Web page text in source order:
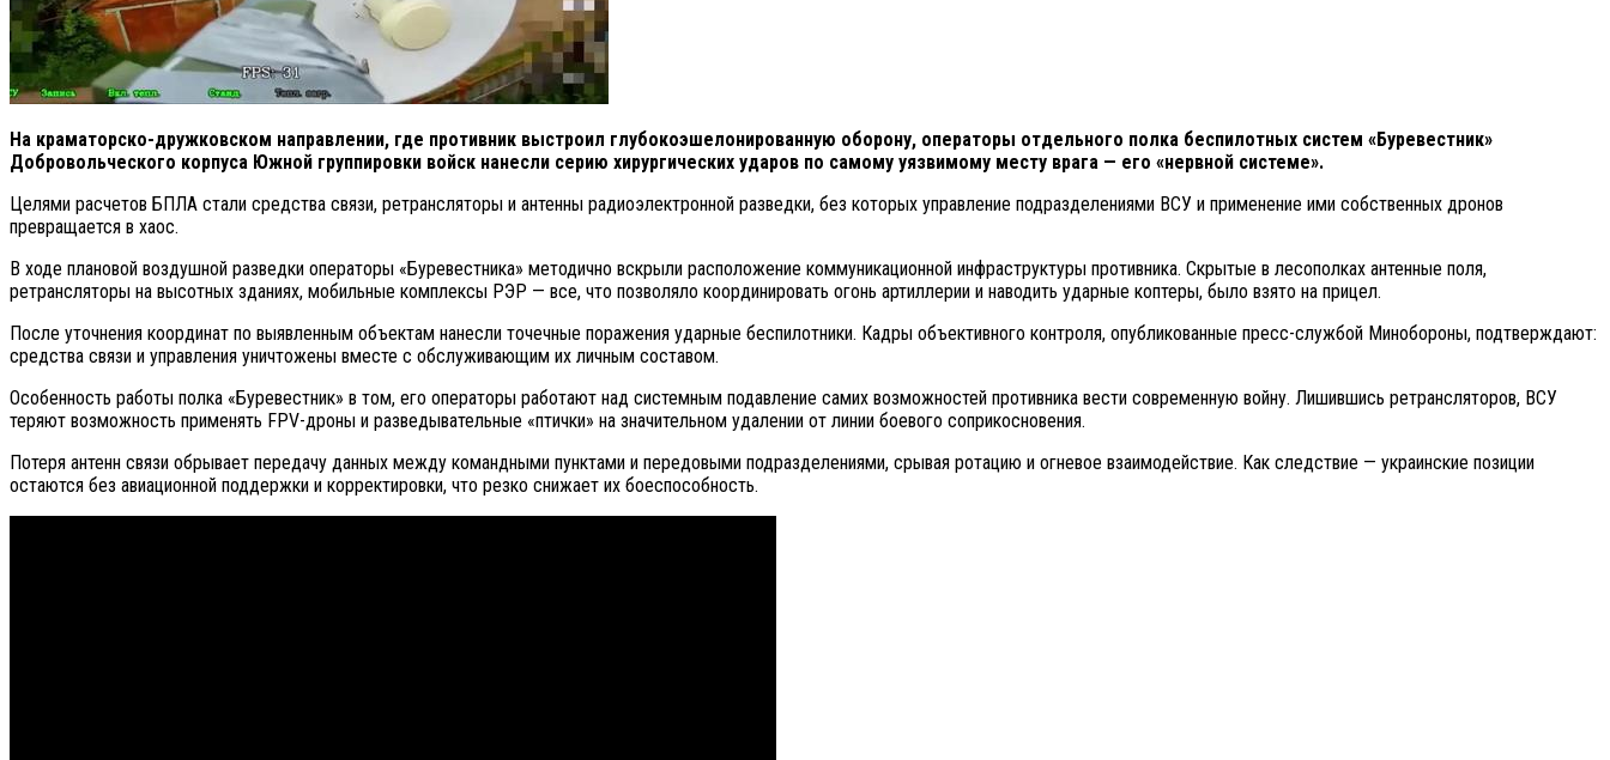
На краматорско-дружковском направлении, где противник выстроил глубокоэшелонированную оборону, операторы отдельного полка беспилотных систем «Буревестник»
Добровольческого корпуса Южной группировки войск нанесли серию хирургических ударов по самому уязвимому месту врага — его «нервной системе».
Целями расчетов БПЛА стали средства связи, ретрансляторы и антенны радиоэлектронной разведки, без которых управление подразделениями ВСУ и применение ими собственных дронов
превращается в хаос.
В ходе плановой воздушной разведки операторы «Буревестника» методично вскрыли расположение коммуникационной инфраструктуры противника. Скрытые в лесополках антенные поля,
ретрансляторы на высотных зданиях, мобильные комплексы РЭР — все, что позволяло координировать огонь артиллерии и наводить ударные коптеры, было взято на прицел.
После уточнения координат по выявленным объектам нанесли точечные поражения ударные беспилотники. Кадры объективного контроля, опубликованные пресс-службой Минобороны, подтверждают:
средства связи и управления уничтожены вместе с обслуживающим их личным составом.
Особенность работы полка «Буревестник» в том, его операторы работают над системным подавление самих возможностей противника вести современную войну. Лишившись ретрансляторов, ВСУ
теряют возможность применять FPV-дроны и разведывательные «птички» на значительном удалении от линии боевого соприкосновения.
Потеря антенн связи обрывает передачу данных между командными пунктами и передовыми подразделениями, срывая ротацию и огневое взаимодействие. Как следствие — украинские позиции
остаются без авиационной поддержки и корректировки, что резко снижает их боеспособность.